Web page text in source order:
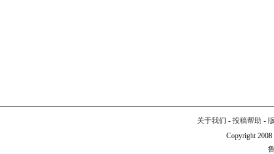
关于我们 - 投稿帮助 -
Copyright